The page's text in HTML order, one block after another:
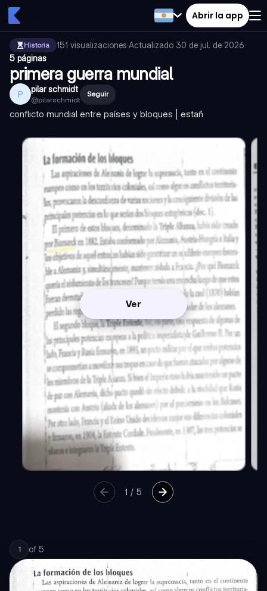
Abrir la app
Historia 151 visualizaciones·Actualizado 30 de jul. de 2026·
5 páginas
primera guerra mundial
P pilar schmidt
@pilarschmidt
Seguir
conflicto mundial entre países y bloques | estañ
Ver
1 /5
1 of 5